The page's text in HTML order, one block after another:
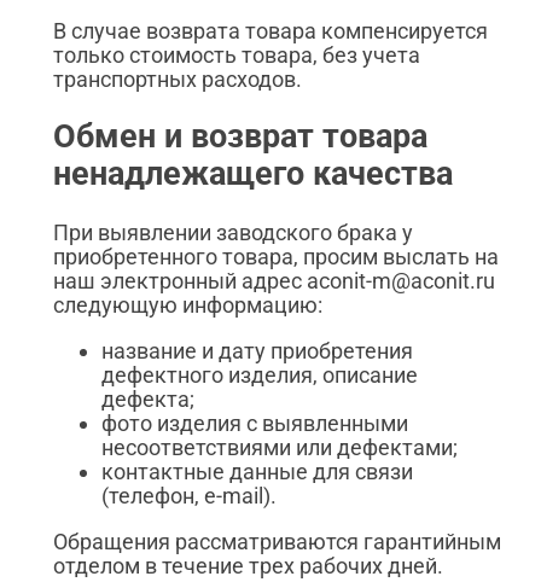
В случае возврата товара компенсируется
только стоимость товара, без учета
транспортных расходов.
Обмен и возврат товара
ненадлежащего качества
При выявлении заводского брака у
приобретенного товара, просим выслать на
наш электронный адрес aconit-m@aconit.ru
следующую информацию:
название и дату приобретения
дефектного изделия, описание
дефекта;
фото изделия с выявленными
несоответствиями или дефектами;
контактные данные для связи
(телефон, e-mail).
Обращения рассматриваются гарантийным
отделом в течение трех рабочих дней.